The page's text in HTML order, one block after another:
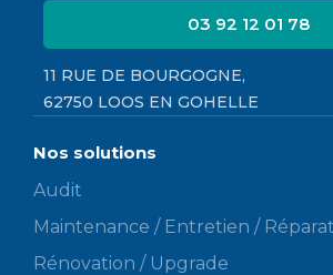
Nos solutions
Audit
Maintenance / Entretien /
Rénovation / Upgrade
03 92 12 01 78
11 RUE DE BOURGOGNE,
62750 LOOS EN GOHELLE